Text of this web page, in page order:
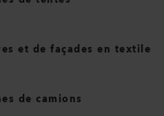
et de façades en textile
de camions